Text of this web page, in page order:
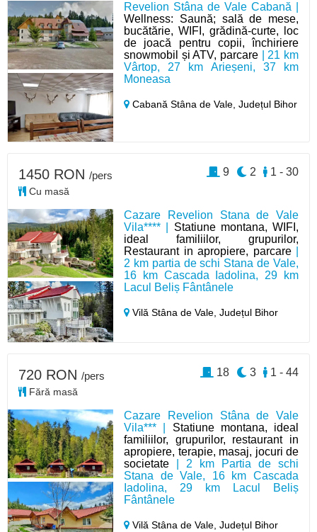
Revelion Stâna de Vale Cabană |
Wellness: Saună; sală de mese,
bucătărie, WIFI, grădină-curte, loc
de joacă pentru copii, închiriere
snowmobil și ATV, parcare | 21 km
Vârtop, 27 km Arieșeni, 37 km
Moneasa
Cabană Stâna de Vale,Județul Bihor
Cazare Revelion Stana de Vale
Vila**** | Statiune montana, WIFI,
ideal familiilor, grupurilor,
Restaurant in apropiere, parcare|
2 km partia de schi Stana de Vale,
16 km Cascada Iadolina, 29 km
Lacul Beliș Fântânele
Vilă Stâna de Vale,Județul Bihor
1450 RON /pers
Cu masă
1 - 30
2
9
Cazare Revelion Stâna de Vale
Vila*** | Statiune montana, ideal
familiilor, grupurilor, restaurant in
apropiere, terapie, masaj, jocuri de
societate | 2 km Partia de schi
Stana de Vale, 16 km Cascada
Iadolina, 29 km Lacul Beliș
Fântânele
Vilă Stâna de Vale,Județul Bihor
720 RON /pers
Fără masă
1 - 44
3
18